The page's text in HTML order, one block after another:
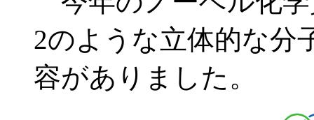
2のような立体的な分
容がありました。